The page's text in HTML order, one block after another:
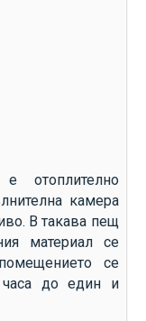
отоплително
камера
В такава пещ
материал се
се
часа до един и